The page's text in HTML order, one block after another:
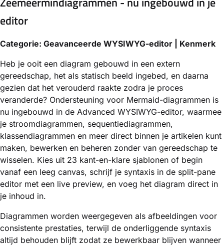
editor
Categorie: Geavanceerde WYSIWYG-editor | Kenmerk
Heb je ooit een diagram gebouwd in een extern
gereedschap, het als statisch beeld ingebed, en daarna
gezien dat het verouderd raakte zodra je proces
veranderde? Ondersteuning voor Mermaid-diagrammen is
nu ingebouwd in de Advanced WYSIWYG-editor, waarmee
je stroomdiagrammen, sequentiediagrammen,
klassendiagrammen en meer direct binnen je artikelen kunt
maken, bewerken en beheren zonder van gereedschap te
wisselen. Kies uit 23 kant-en-klare sjablonen of begin
vanaf een leeg canvas, schrijf je syntaxis in de split-pane
editor met een live preview, en voeg het diagram direct in
je inhoud in.
Diagrammen worden weergegeven als afbeeldingen voor
consistente prestaties, terwijl de onderliggende syntaxis
altijd behouden blijft zodat ze bewerkbaar blijven wanneer